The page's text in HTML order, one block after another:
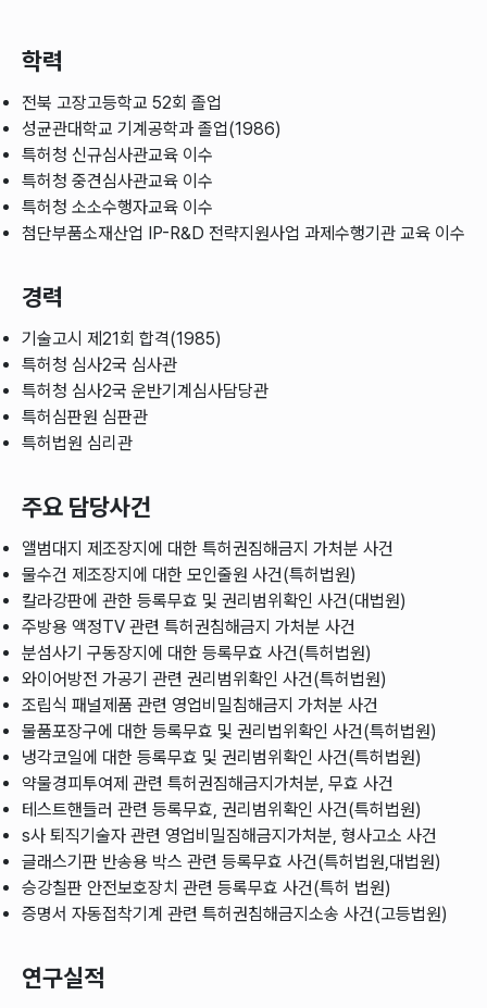
학력
전북 고장고등학교 52회 졸업
성균관대학교 기계공학과 졸업(1986)
특허청 신규심사관교육 이수
특허청 중견심사관교육 이수
특허청 소소수행자교육 이수
첨단부품소재산업 IP-R&D 전략지원사업 과제수행기관 교육 이수
경력
기술고시 제21회 합격(1985)
특허청 심사2국 심사관
특허청 심사2국 운반기계심사담당관
특허심판원 심판관
특허법원 심리관
주요 담당사건
앨범대지 제조장지에 대한 특허권짐해금지 가처분 사건
물수건 제조장지에 대한 모인줄원 사건(특허법원)
칼라강판에 관한 등록무효 및 권리범위확인 사건(대법원)
주방용 액정TV 관련 특허권침해금지 가처분 사건
분섬사기 구동장지에 대한 등록무효 사건(특허법원)
와이어방전 가공기 관련 권리범위확인 사건(특허법원)
조립식 패널제품 관련 영업비밀침해금지 가처분 사건
물품포장구에 대한 등록무효 및 권리법위확인 사건(특허법원)
냉각코일에 대한 등록무효 및 권리범위확인 사건(특허법원)
약물경피투여제 관련 특허권짐해금지가처분, 무효 사건
테스트핸들러 관련 등록무효, 권리범위확인 사건(특허법원)
s사 퇴직기술자 관련 영업비밀짐해금지가처분, 형사고소 사건
글래스기판 반송용 박스 관련 등록무효 사건(특허법원,대법원)
승강칠판 안전보호장치 관련 등록무효 사건(특허 법원)
증명서 자동접착기계 관련 특허권침해금지소송 사건(고등법원)
연구실적